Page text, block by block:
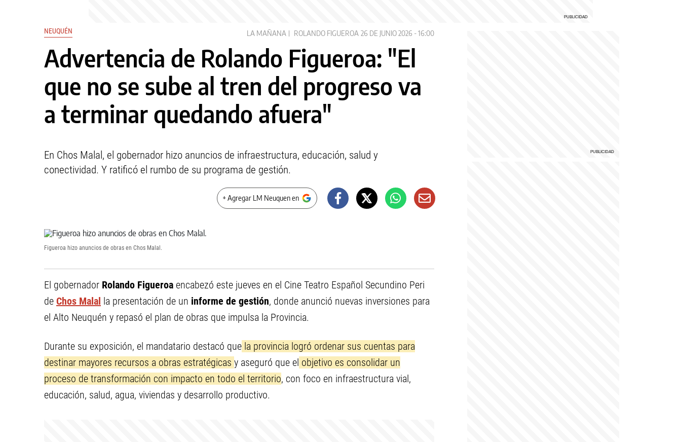
NEUQUÉN LA MAÑANA ROLANDO FIGUEROA 26 DE JUNIO 2026 - 16:00
Advertencia de Rolando Figueroa: "El
que no se sube al tren del progreso va
a terminar quedando afuera"
En Chos Malal, el gobernador hizo anuncios de infraestructura, educación, salud y
conectividad. Y ratificó el rumbo de su programa de gestión.
+ Agregar LM Neuquen en
Figueroa hizo anuncios de obras en Chos Malal.
El gobernador Rolando Figueroa encabezó este jueves en el Cine Teatro Español Secundino Peri
de Chos Malal la presentación de un informe de gestión, donde anunció nuevas inversiones para
el Alto Neuquén y repasó el plan de obras que impulsa la Provincia.
Durante su exposición, el mandatario destacó que la provincia logró ordenar sus cuentas para
destinar mayores recursos a obras estratégicas y aseguró que el objetivo es consolidar un
proceso de transformación con impacto en todo el territorio, con foco en infraestructura vial,
educación, salud, agua, viviendas y desarrollo productivo.